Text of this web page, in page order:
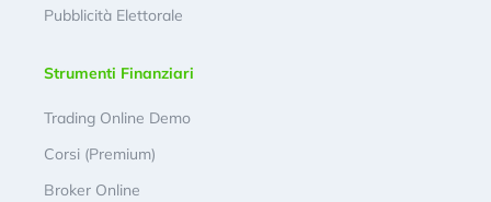
Pubblicità Elettorale
Strumenti Finanziari
Trading Online Demo
Corsi (Premium)
Broker Online